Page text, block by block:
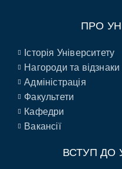
ПРО
Історія Університету
Нагороди та відзнаки
Адміністрація
Факультети
Кафедри
Вакансії
ВСТУП ДО